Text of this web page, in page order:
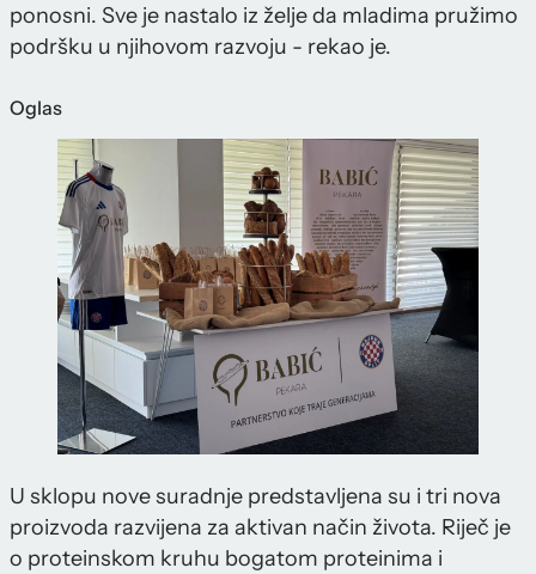
ponosni. Sve je nastalo iz želje da mladima pružimo
podršku u njihovom razvoju - rekao je.
Oglas
U sklopu nove suradnje predstavljena su i tri nova
proizvoda razvijena za aktivan način života. Riječ je
o proteinskom kruhu bogatom proteinima i